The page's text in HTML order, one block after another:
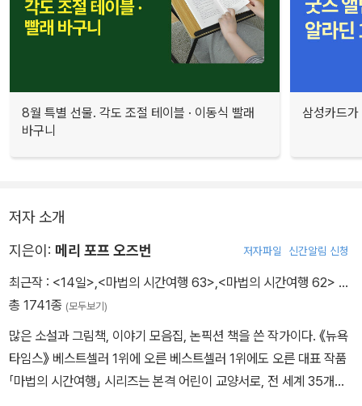
8월 특별 선물. 각도 조절 테이블 · 이동식 빨래
바구니
삼성카드
저자 소개
지은이: 메리 포프 오즈번 저자파일 신간알림 신청
최근작 : <14일>,<마법의 시간여행 63>,<마법의 시간여행 62> …
총 1741종 (모두보기)
많은 소설과 그림책, 이야기 모음집, 논픽션 책을 쓴 작가이다. 《뉴욕
타임스》 베스트셀러 1위에 오른 베스트셀러 1위에도 오른 대표 작품
「마법의 시간여행」 시리즈는 본격 어린이 교양서로, 전 세계 35개국